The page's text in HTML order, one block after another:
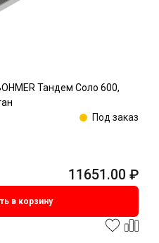
Тандем Соло 600,
Под заказ
11651.00 ₽
в корзину